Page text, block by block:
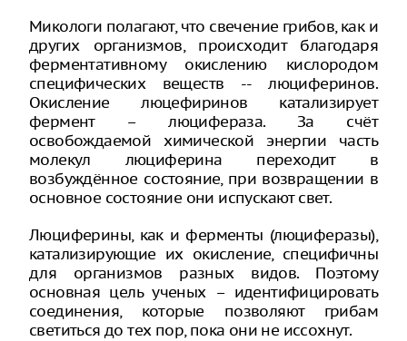
Микологи полагают, что свечение грибов, как и
других организмов, происходит благодаря
ферментативному окислению кислородом
специфических веществ -- люциферинов.
Окисление люцефиринов катализирует
фермент – люцифераза. За счёт
освобождаемой химической энергии часть
молекул люциферина переходит в
возбуждённое состояние, при возвращении в
основное состояние они испускают свет.
Люциферины, как и ферменты (люциферазы),
катализирующие их окисление, специфичны
для организмов разных видов. Поэтому
основная цель ученых – идентифицировать
соединения, которые позволяют грибам
светиться до тех пор, пока они не иссохнут.